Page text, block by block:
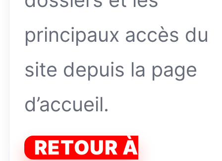
principaux accès du
site depuis la page
d’accueil.
RETOUR À